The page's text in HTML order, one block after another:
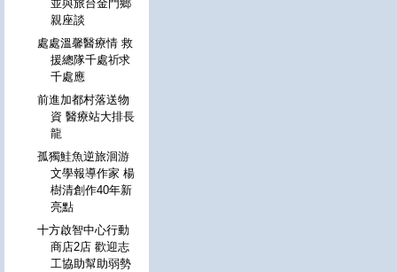
並與旅台金門鄉
親座談
處處溫馨醫療情 救
援總隊千處祈求
千處應
前進加都村落送物
資 醫療站大排長
龍
孤獨鮭魚逆旅洄游
文學報導作家 楊
樹清創作40年新
亮點
十方啟智中心行動
商店2店 歡迎志
工協助幫助弱勢